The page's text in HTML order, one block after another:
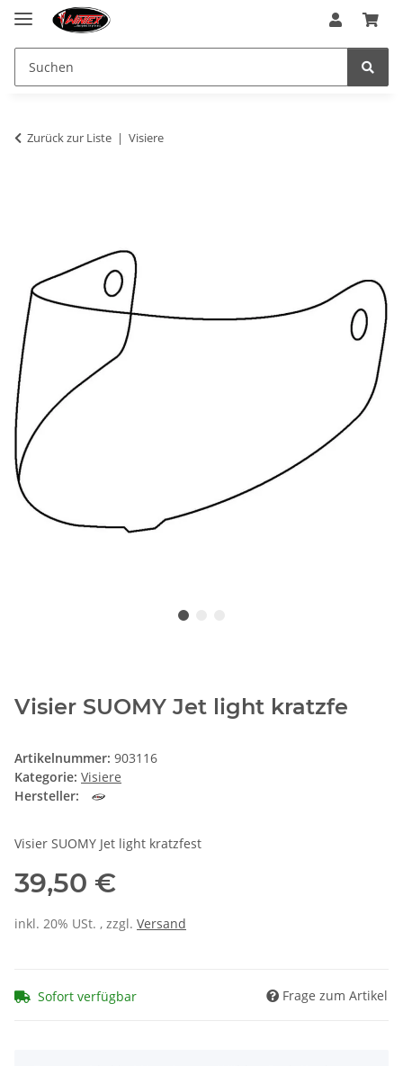
Zurück zur Liste Visiere
Visier SUOMY Jet light kratzfe
Artikelnummer: 903116
Kategorie: Visiere
Hersteller:
Visier SUOMY Jet light kratzfest
39,50 €
inkl. 20% USt. , zzgl. Versand
Sofort verfügbar Frage zum Artikel